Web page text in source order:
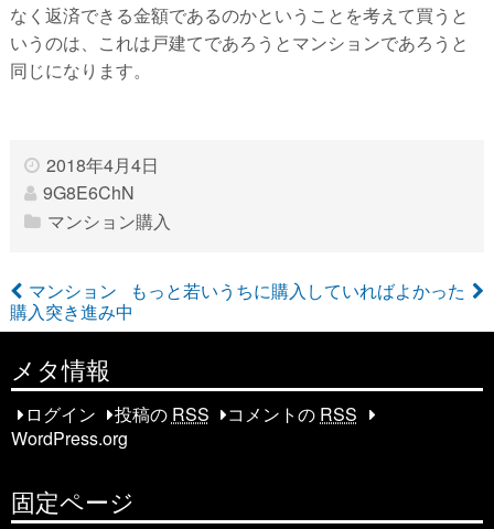
なく返済できる金額であるのかということを考えて買うと
いうのは、これは戸建てであろうとマンションであろうと
同じになります。
2018年4月4日
9G8E6ChN
マンション購入
投
稿
ナ
ビ
ゲ
もっと若いうちに購入していればよかった
マンション
購入突き進み中
メタ情報
ログイン 投稿の RSS コメントの RSS
WordPress.org
固定ページ